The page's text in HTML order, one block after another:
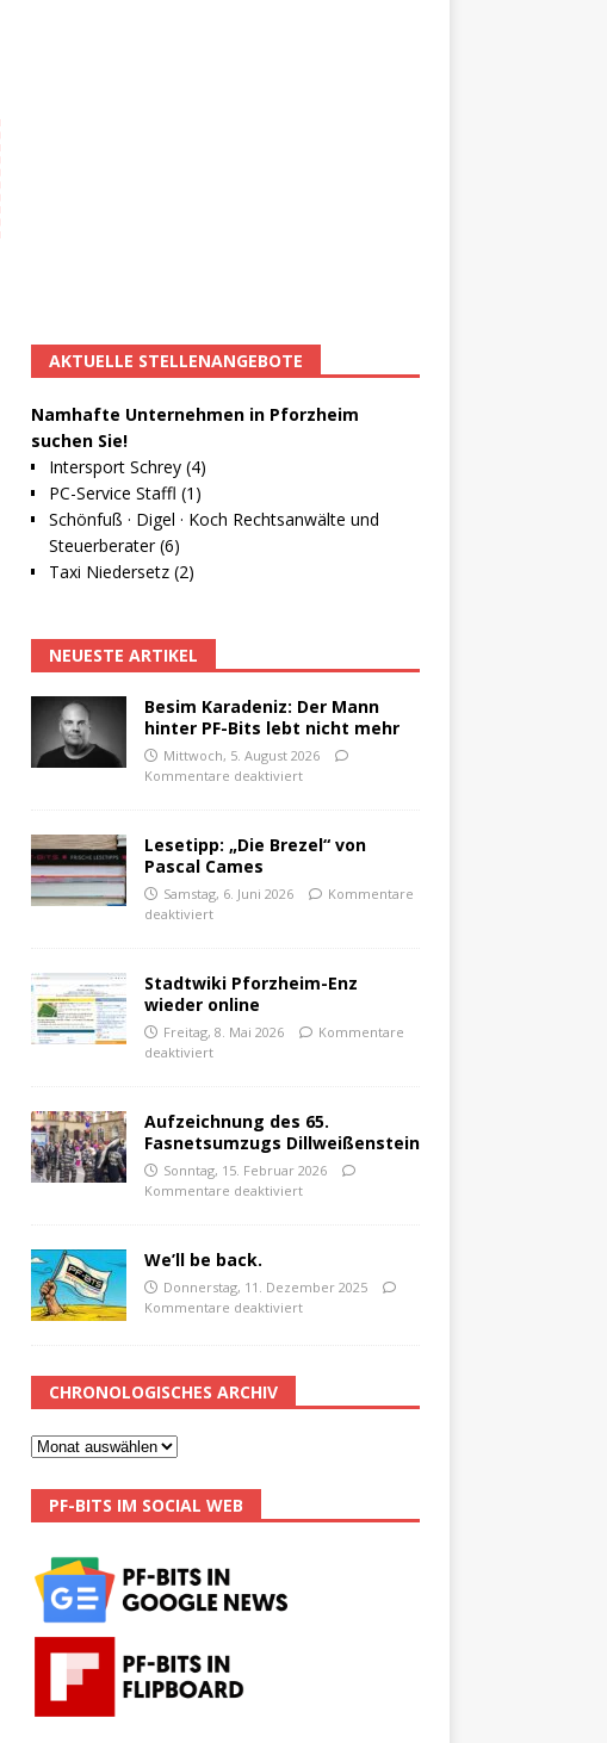
AKTUELLE STELLENANGEBOTE
Namhafte Unternehmen in Pforzheim
suchen Sie!
Intersport Schrey (4)
PC-Service Staffl (1)
Schönfuß · Digel · Koch Rechtsanwälte und
Steuerberater (6)
Taxi Niedersetz (2)
NEUESTE ARTIKEL
Besim Karadeniz: Der Mann
hinter PF-Bits lebt nicht mehr
Mittwoch, 5. August 2026
Kommentare deaktiviert
Lesetipp: „Die Brezel“ von
Pascal Cames
Samstag, 6. Juni 2026
Kommentare
deaktiviert
Stadtwiki Pforzheim-Enz
wieder online
Freitag, 8. Mai 2026
Kommentare
deaktiviert
Aufzeichnung des 65.
Fasnetsumzugs Dillweißenstein
Sonntag, 15. Februar 2026
Kommentare deaktiviert
We’ll be back.
Donnerstag, 11. Dezember 2025
Kommentare deaktiviert
CHRONOLOGISCHES ARCHIV
PF-BITS IM SOCIAL WEB